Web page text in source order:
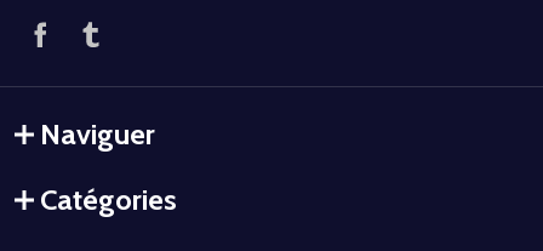
Naviguer
Catégories